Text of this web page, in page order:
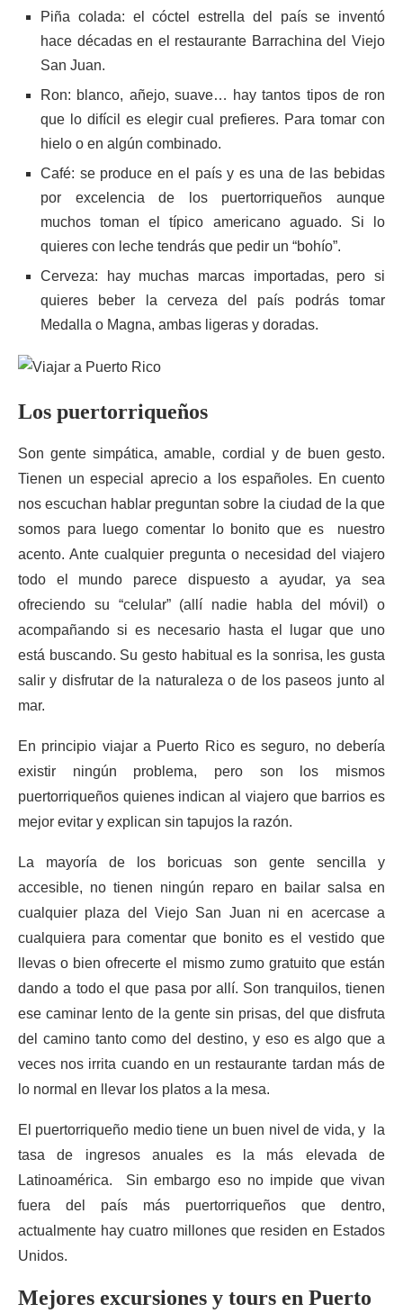
Piña colada: el cóctel estrella del país se inventó
hace décadas en el restaurante Barrachina del Viejo
San Juan.
Ron: blanco, añejo, suave… hay tantos tipos de ron
que lo difícil es elegir cual prefieres. Para tomar con
hielo o en algún combinado.
Café: se produce en el país y es una de las bebidas
por excelencia de los puertorriqueños aunque
muchos toman el típico americano aguado. Si lo
quieres con leche tendrás que pedir un “bohío”.
Cerveza: hay muchas marcas importadas, pero si
quieres beber la cerveza del país podrás tomar
Medalla o Magna, ambas ligeras y doradas.
Los puertorriqueños
Son gente simpática, amable, cordial y de buen gesto.
Tienen un especial aprecio a los españoles. En cuento
nos escuchan hablar preguntan sobre la ciudad de la que
somos para luego comentar lo bonito que es nuestro
acento. Ante cualquier pregunta o necesidad del viajero
todo el mundo parece dispuesto a ayudar, ya sea
ofreciendo su “celular” (allí nadie habla del móvil) o
acompañando si es necesario hasta el lugar que uno
está buscando. Su gesto habitual es la sonrisa, les gusta
salir y disfrutar de la naturaleza o de los paseos junto al
mar.
En principio viajar a Puerto Rico es seguro, no debería
existir ningún problema, pero son los mismos
puertorriqueños quienes indican al viajero que barrios es
mejor evitar y explican sin tapujos la razón.
La mayoría de los boricuas son gente sencilla y
accesible, no tienen ningún reparo en bailar salsa en
cualquier plaza del Viejo San Juan ni en acercase a
cualquiera para comentar que bonito es el vestido que
llevas o bien ofrecerte el mismo zumo gratuito que están
dando a todo el que pasa por allí. Son tranquilos, tienen
ese caminar lento de la gente sin prisas, del que disfruta
del camino tanto como del destino, y eso es algo que a
veces nos irrita cuando en un restaurante tardan más de
lo normal en llevar los platos a la mesa.
El puertorriqueño medio tiene un buen nivel de vida, y la
tasa de ingresos anuales es la más elevada de
Latinoamérica. Sin embargo eso no impide que vivan
fuera del país más puertorriqueños que dentro,
actualmente hay cuatro millones que residen en Estados
Unidos.
Mejores excursiones y tours en Puerto